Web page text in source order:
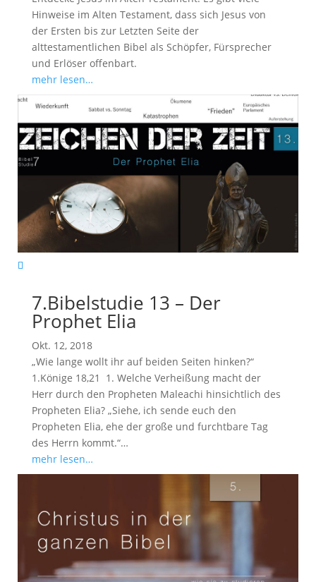
Hinweise im Alten Testament, dass sich Jesus von
der Ersten bis zur Letzten Seite der
alttestamentlichen Bibel als Schöpfer, Fürsprecher
und Erlöser offenbart.
mehr lesen…
7.Bibelstudie 13 – Der
Prophet Elia
Okt. 12, 2018
„Wie lange wollt ihr auf beiden Seiten hinken?“
1.Könige 18,21 1. Welche Verheißung macht der
Herr durch den Propheten Maleachi hinsichtlich des
Propheten Elia? „Siehe, ich sende euch den
Propheten Elia, ehe der große und furchtbare Tag
des Herrn kommt.“…
mehr lesen…